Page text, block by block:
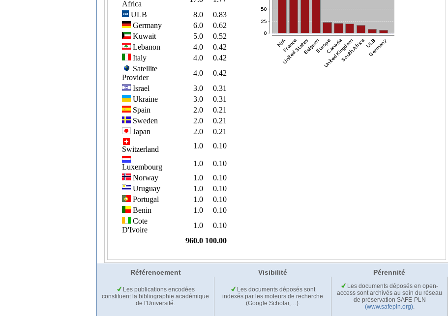
Référencement Visibilité Pérennité
Les publications encodées
constituent la bibliographie académique
de l'Université.
Les documents déposés sont
indexés par les moteurs de recherche
(Google Scholar,…).
Les documents déposés en open-
access sont archivés au sein du réseau
de préservation SAFE-PLN
(www.safepln.org).